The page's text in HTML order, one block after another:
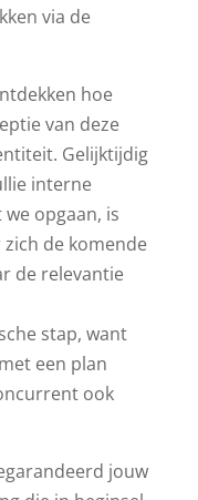
via de
hoe
van deze
Gelijktijdig
interne
opgaan, is
de komende
de relevantie
stap, want
een plan
ook
jouw